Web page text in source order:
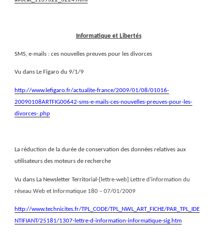
Informatique et Libertés
SMS, e-mails : ces nouvelles preuves pour les divorces
Vu dans Le Figaro du 9/1/9
http://www.lefigaro.fr/actualite-france/2009/01/08/01016-
20090108ARTFIG00642-sms-e-mails-ces-nouvelles-preuves-pour-les-
divorces-.php
La réduction de la durée de conservation des données relatives aux
utilisateurs des moteurs de recherche
Vu dans La Newsletter Territorial-[lettre-web] Lettre d’information du
réseau Web et Informatique 180 – 07/01/2009
http://www.technicites.fr/TPL_CODE/TPL_NWL_ART_FICHE/PAR_TPL_IDE
NTIFIANT/25181/1307-lettre-d-information-informatique-sig.htm